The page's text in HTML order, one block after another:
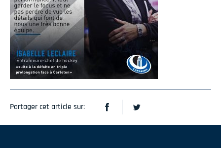
Partager cet article sur: